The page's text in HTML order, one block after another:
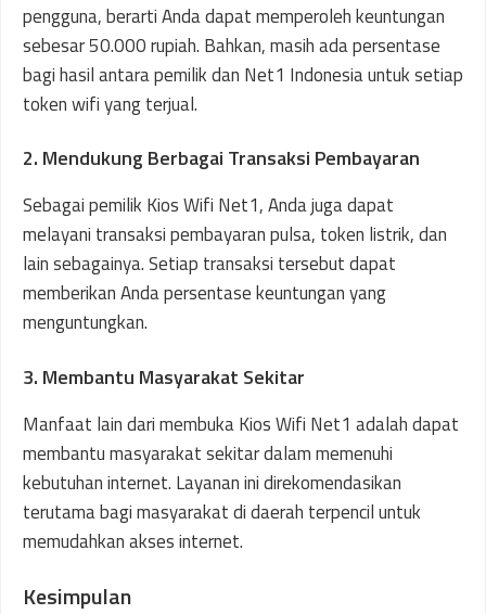
pengguna, berarti Anda dapat memperoleh keuntungan
sebesar 50.000 rupiah. Bahkan, masih ada persentase
bagi hasil antara pemilik dan Net1 Indonesia untuk setiap
token wifi yang terjual.
2. Mendukung Berbagai Transaksi Pembayaran
Sebagai pemilik Kios Wifi Net1, Anda juga dapat
melayani transaksi pembayaran pulsa, token listrik, dan
lain sebagainya. Setiap transaksi tersebut dapat
memberikan Anda persentase keuntungan yang
menguntungkan.
3. Membantu Masyarakat Sekitar
Manfaat lain dari membuka Kios Wifi Net1 adalah dapat
membantu masyarakat sekitar dalam memenuhi
kebutuhan internet. Layanan ini direkomendasikan
terutama bagi masyarakat di daerah terpencil untuk
memudahkan akses internet.
Kesimpulan